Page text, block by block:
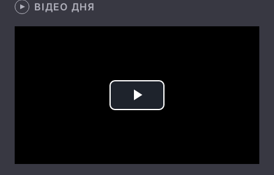
Екологія
Думки
ВІДЕО ДНЯ
Play